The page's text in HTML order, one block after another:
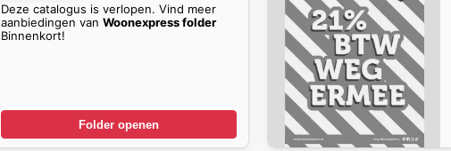
Deze catalogus is verlopen. Vind meer
aanbiedingen van Woonexpress folder
Binnenkort!
Folder openen